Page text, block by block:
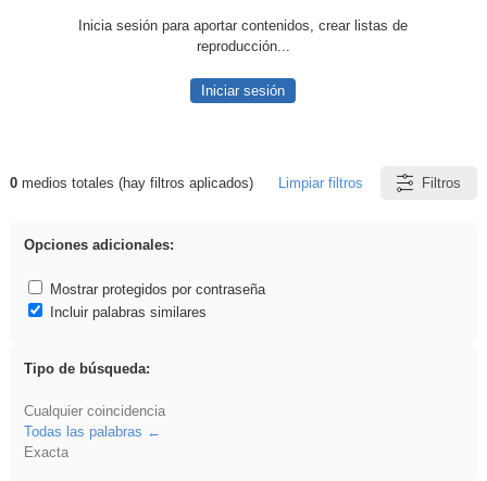
Inicia sesión para aportar contenidos, crear listas de
reproducción...
Iniciar sesión
Resultados de: Oratoria
0medios totales (hay filtros aplicados) Limpiar filtros Filtros
Opciones adicionales:
Mostrar protegidos por contraseña
Incluir palabras similares
Tipo de búsqueda:
Cualquier coincidencia
Todas las palabras
Exacta